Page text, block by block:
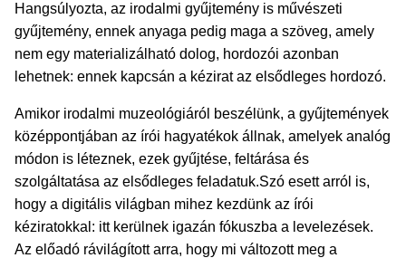
Hangsúlyozta, az irodalmi gyűjtemény is művészeti
gyűjtemény, ennek anyaga pedig maga a szöveg, amely
nem egy materializálható dolog, hordozói azonban
lehetnek: ennek kapcsán a kézirat az elsődleges hordozó.
Amikor irodalmi muzeológiáról beszélünk, a gyűjtemények
középpontjában az írói hagyatékok állnak, amelyek analóg
módon is léteznek, ezek gyűjtése, feltárása és
szolgáltatása az elsődleges feladatuk.Szó esett arról is,
hogy a digitális világban mihez kezdünk az írói
kéziratokkal: itt kerülnek igazán fókuszba a levelezések.
Az előadó rávilágított arra, hogy mi változott meg a